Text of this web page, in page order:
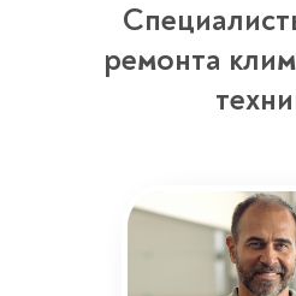
ремонта